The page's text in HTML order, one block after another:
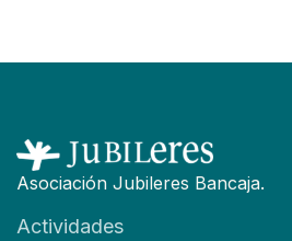
Asociación Jubileres Bancaja.
Actividades